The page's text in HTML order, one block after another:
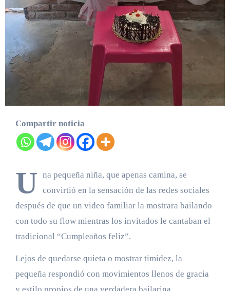
Compartir noticia
U na pequeña niña, que apenas camina, se
convirtió en la sensación de las redes sociales
después de que un video familiar la mostrara bailando
con todo su flow mientras los invitados le cantaban el
tradicional “Cumpleaños feliz”.
Lejos de quedarse quieta o mostrar timidez, la
pequeña respondió con movimientos llenos de gracia